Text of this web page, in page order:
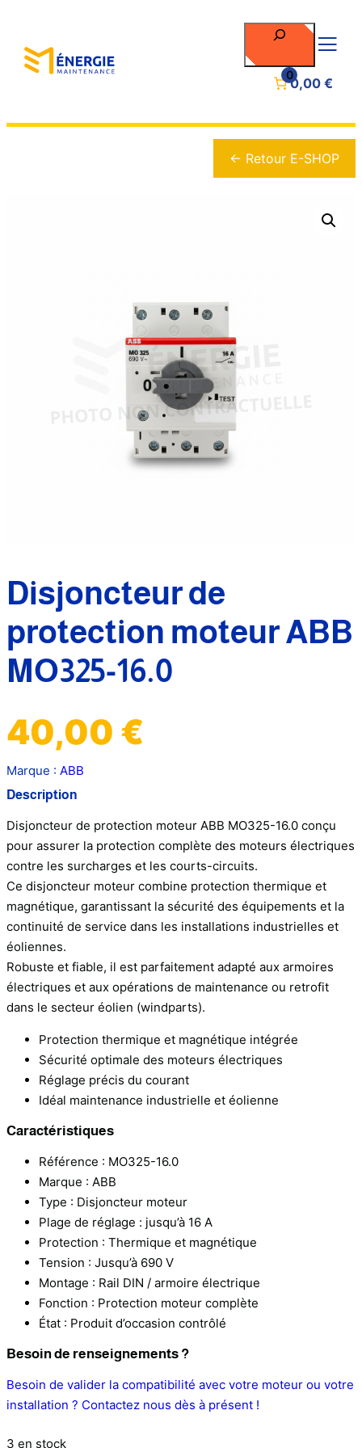
Rechercher
0
0,00 €
← Retour E-SHOP
Disjoncteur de
protection moteur ABB
MO325-16.0
40,00 €
Marque : ABB
Description
Disjoncteur de protection moteur ABB MO325-16.0 conçu
pour assurer la protection complète des moteurs électriques
contre les surcharges et les courts-circuits.
Ce disjoncteur moteur combine protection thermique et
magnétique, garantissant la sécurité des équipements et la
continuité de service dans les installations industrielles et
éoliennes.
Robuste et fiable, il est parfaitement adapté aux armoires
électriques et aux opérations de maintenance ou retrofit
dans le secteur éolien (windparts).
Protection thermique et magnétique intégrée
Sécurité optimale des moteurs électriques
Réglage précis du courant
Idéal maintenance industrielle et éolienne
Caractéristiques
Référence : MO325-16.0
Marque : ABB
Type : Disjoncteur moteur
Plage de réglage : jusqu’à 16 A
Protection : Thermique et magnétique
Tension : Jusqu’à 690 V
Montage : Rail DIN / armoire électrique
Fonction : Protection moteur complète
État : Produit d’occasion contrôlé
Besoin de renseignements ?
Besoin de valider la compatibilité avec votre moteur ou votre
installation ? Contactez nous dès à présent !
3 en stock